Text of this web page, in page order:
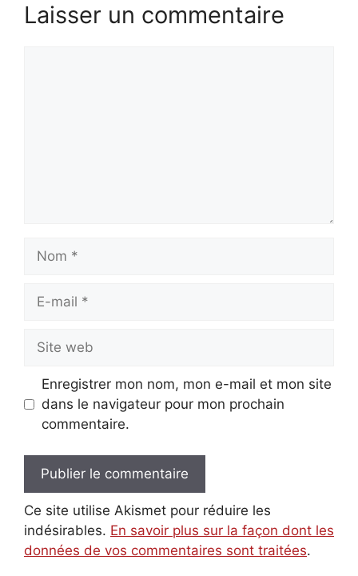
Laisser un commentaire
Nom
Site
web
Enregistrer mon nom, mon e-mail et mon site
dans le navigateur pour mon prochain
commentaire.
Ce site utilise Akismet pour réduire les
indésirables. En savoir plus sur la façon dont les
données de vos commentaires sont traitées.